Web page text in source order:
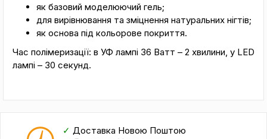
як базовий моделюючий гель;
для вирівнювання та зміцнення натуральних нігтів;
як основа під кольорове покриття.
Час полімеризації: в УФ лампі 36 Ватт – 2 хвилини, у LED
лампі – 30 секунд.
✓ Доставка Новою Поштою